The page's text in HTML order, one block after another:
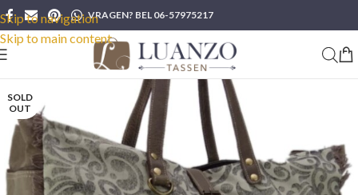
Skip to navigation
Skip to main content
VRAGEN? BEL 06-57975217
SOLD
OUT